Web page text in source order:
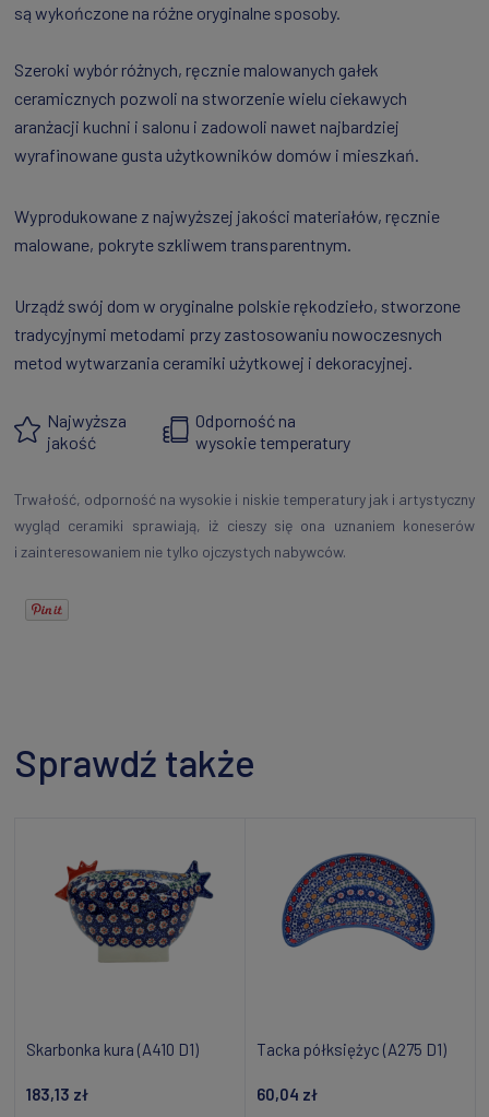
są wykończone na różne oryginalne sposoby.
Szeroki wybór różnych, ręcznie malowanych gałek
ceramicznych pozwoli na stworzenie wielu ciekawych
aranżacji kuchni i salonu i zadowoli nawet najbardziej
wyrafinowane gusta użytkowników domów i mieszkań.
Wyprodukowane z najwyższej jakości materiałów, ręcznie
malowane, pokryte szkliwem transparentnym.
Urządź swój dom w oryginalne polskie rękodzieło, stworzone
tradycyjnymi metodami przy zastosowaniu nowoczesnych
metod wytwarzania ceramiki użytkowej i dekoracyjnej.
Najwyższa
jakość
Odporność na
wysokie temperatury
Trwałość, odporność na wysokie i niskie temperatury jak i artystyczny
wygląd ceramiki sprawiają, iż cieszy się ona uznaniem koneserów
i zainteresowaniem nie tylko ojczystych nabywców.
Sprawdź także
Skarbonka kura (A410 D1)
183,13 zł
Tacka półksiężyc (A275 D1)
60,04 zł